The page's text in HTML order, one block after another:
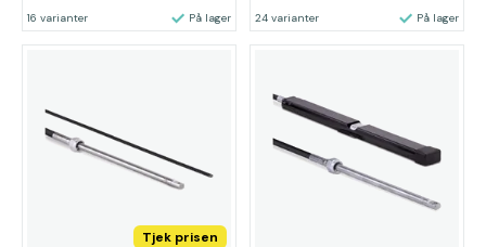
16 varianter På lager 24 varianter På lager
Tjek prisen